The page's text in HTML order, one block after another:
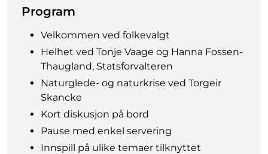
Program
Velkommen ved folkevalgt
Helhet ved Tonje Vaage og Hanna Fossen-
Thaugland, Statsforvalteren
Naturglede- og naturkrise ved Torgeir
Skancke
Kort diskusjon på bord
Pause med enkel servering
Innspill på ulike temaer tilknyttet